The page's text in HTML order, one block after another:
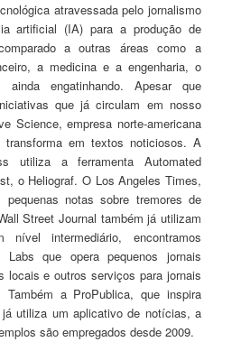
atravessada pelo jornalismo
artificial (IA) para a produção de
a outras áreas como a
a medicina e a engenharia, o
ainda engatinhando. Apesar que
que já circulam em nosso
Science, empresa norte-americana
em textos noticiosos. A
utiliza a ferramenta Automated
o Heliograf. O Los Angeles Times,
notas sobre tremores de
Street Journal também já utilizam
intermediário, encontramos
que opera pequenos jornais
locais e outros serviços para jornais
a ProPublica, que inspira
utiliza um aplicativo de notícias, a
são empregados desde 2009.